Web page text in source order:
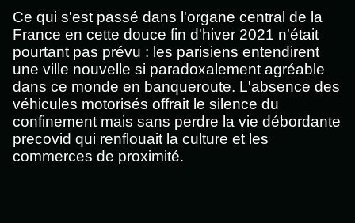
Ce qui s'est passé dans l'organe central de la
France en cette douce fin d'hiver 2021 n'était
pourtant pas prévu : les parisiens entendirent
une ville nouvelle si paradoxalement agréable
dans ce monde en banqueroute. L'absence des
véhicules motorisés offrait le silence du
confinement mais sans perdre la vie débordante
precovid qui renflouait la culture et les
commerces de proximité.